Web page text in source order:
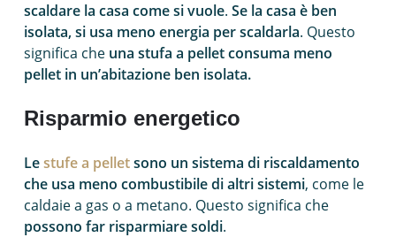
scaldare la casa come si vuole. Se la casa è ben
isolata, si usa meno energia per scaldarla. Questo
significa che una stufa a pellet consuma meno
pellet in un’abitazione ben isolata.
Risparmio energetico
Lestufe a pelletsono un sistema di riscaldamento
che usa meno combustibile di altri sistemi, come le
caldaie a gas o a metano. Questo significa che
possono far risparmiare soldi.